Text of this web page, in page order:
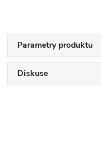
Parametry produktu
Diskuse